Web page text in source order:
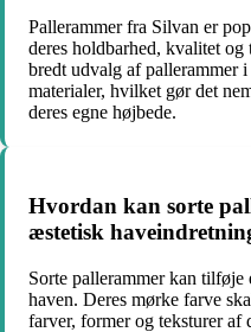
Pallerammer fra Silvan er
deres holdbarhed, kvalitet
bredt udvalg af pallerammer
materialer, hvilket gør det
deres egne højbede.
Hvordan kan sorte
æstetisk
Sorte pallerammer kan
haven. Deres mørke farve
farver, former og teksturer af